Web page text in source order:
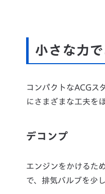
小さな力
コンパクトなACGス
にさまざまな工夫を
デコンプ
エンジンをかけるた
で、排気バルブを少